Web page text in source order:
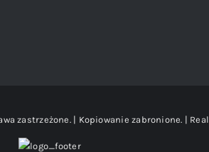
zastrzeżone. | Kopiowanie zabronione. |